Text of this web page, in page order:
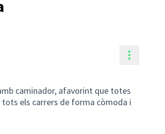
caminador, afavorint que totes
els carrers de forma còmoda i